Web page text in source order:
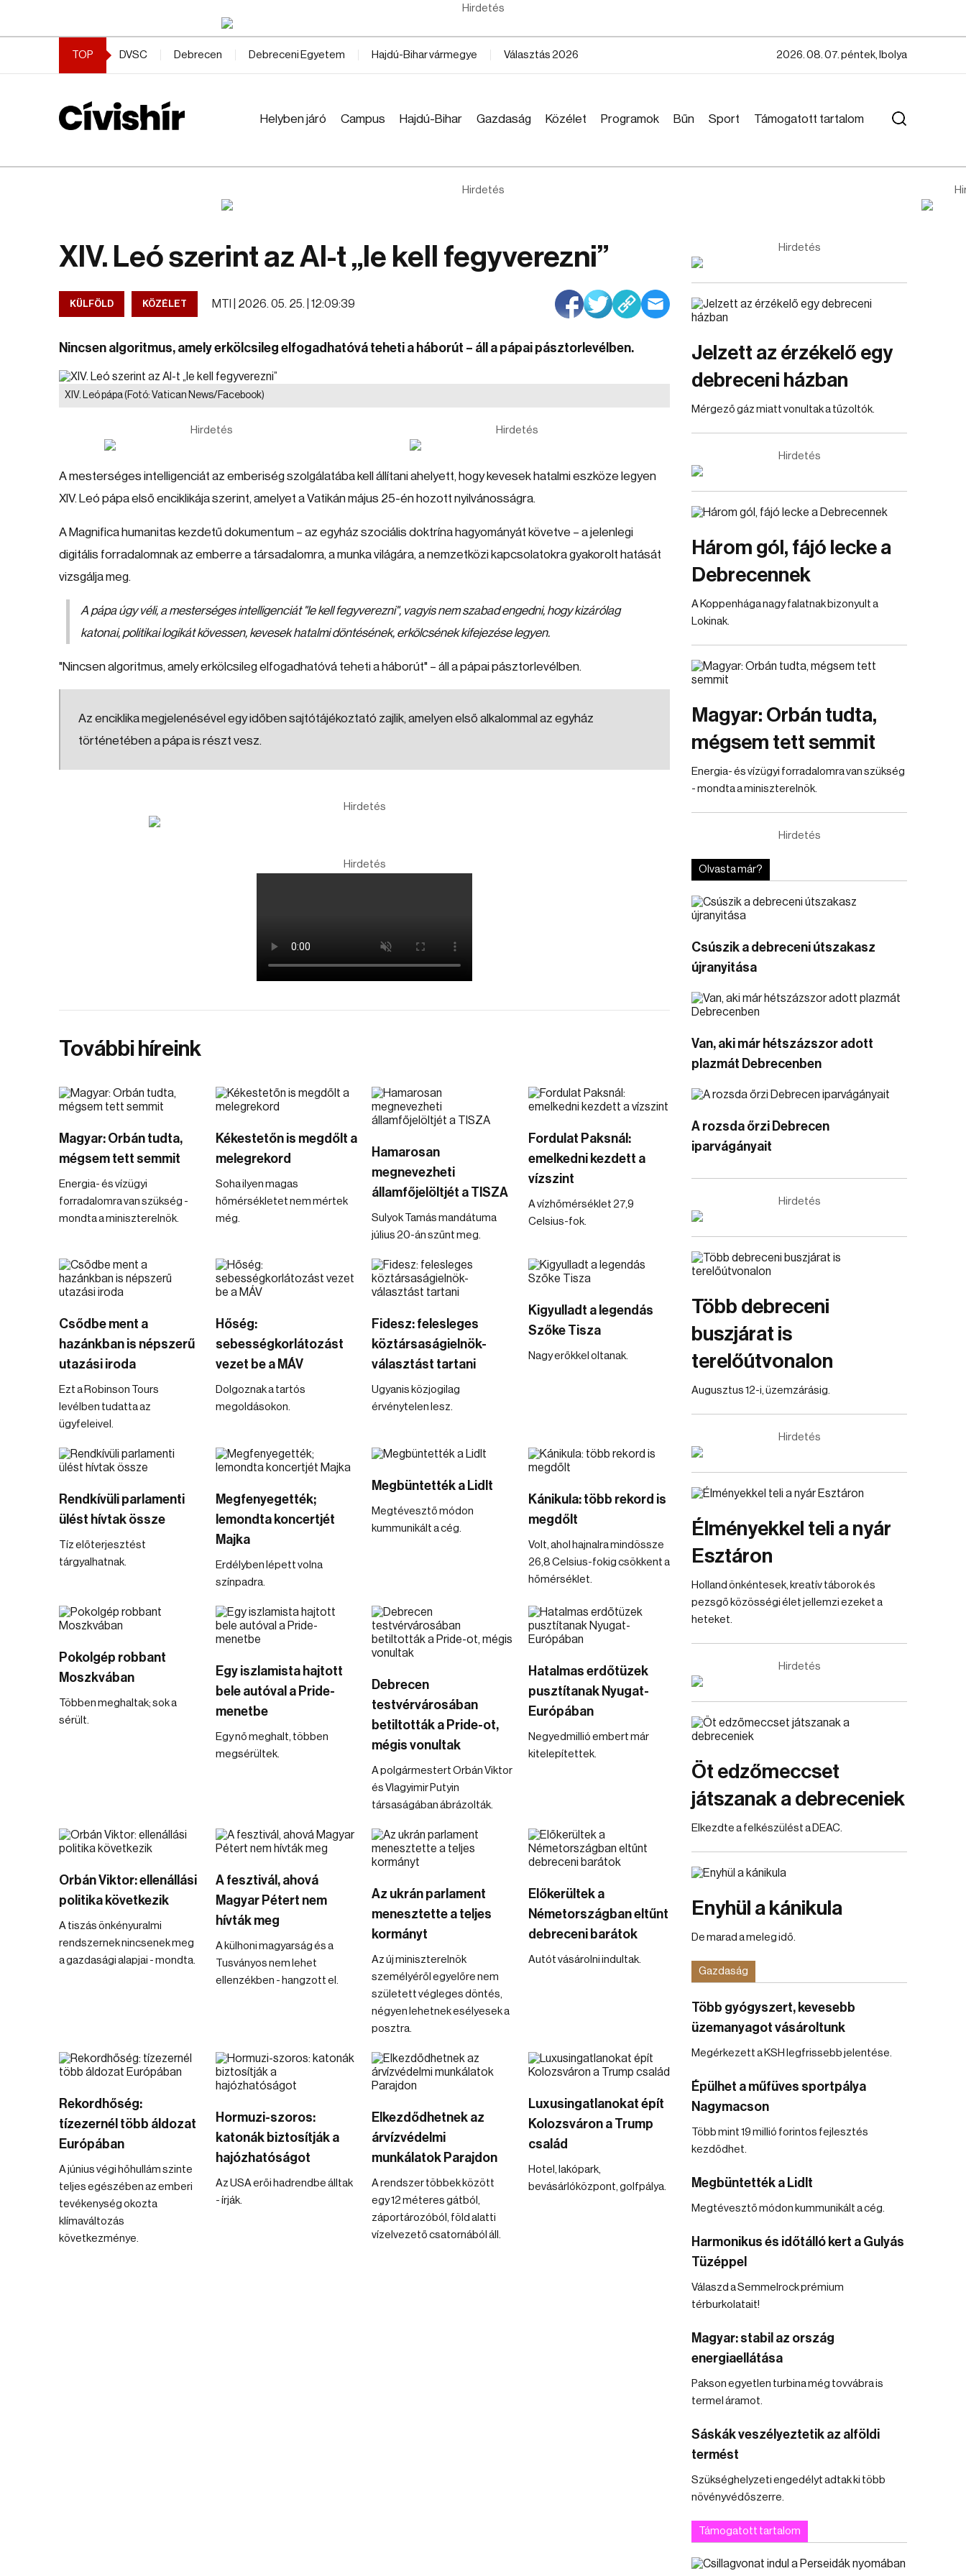
Hirdetés
TOP DVSC Debrecen Debreceni Egyetem Hajdú-Bihar vármegye Választás 2026 2026. 08. 07. péntek, Ibolya
Helyben járó Campus Hajdú-Bihar Gazdaság Közélet Programok Bűn Sport Támogatott tartalom
Hirdetés
XIV. Leó szerint az AI-t „le kell fegyverezni”
KÜLFÖLD KÖZÉLET MTI | 2026. 05. 25. | 12:09:39
Nincsen algoritmus, amely erkölcsileg elfogadhatóvá teheti a háborút – áll a pápai pásztorlevélben.
XIV. Leó pápa(Fotó: Vatican News/Facebook)
Hirdetés Hirdetés
A mesterséges intelligenciát az emberiség szolgálatába kell állítani ahelyett, hogy kevesek hatalmi eszköze legyen
XIV. Leó pápa első enciklikája szerint, amelyet a Vatikán május 25-én hozott nyilvánosságra.
A Magnifica humanitas kezdetű dokumentum – az egyház szociális doktrína hagyományát követve – a jelenlegi
digitális forradalomnak az emberre a társadalomra, a munka világára, a nemzetközi kapcsolatokra gyakorolt hatását
vizsgálja meg.
A pápa úgy véli, a mesterséges intelligenciát "le kell fegyverezni", vagyis nem szabad engedni, hogy kizárólag
katonai, politikai logikát kövessen, kevesek hatalmi döntésének, erkölcsének kifejezése legyen.
"Nincsen algoritmus, amely erkölcsileg elfogadhatóvá teheti a háborút" – áll a pápai pásztorlevélben.
Az enciklika megjelenésével egy időben sajtótájékoztató zajlik, amelyen első alkalommal az egyház
történetében a pápa is részt vesz.
Hirdetés
Hirdetés
További híreink
Magyar: Orbán tudta,
mégsem tett semmit
Energia- és vízügyi
forradalomra van szükség -
mondta a miniszterelnök.
Kékestetőn is megdőlt a
melegrekord
Soha ilyen magas
hőmérsékletet nem mértek
még.
Hamarosan
megnevezheti
államfőjelöltjét a TISZA
Sulyok Tamás mandátuma
július 20-án szűnt meg.
Fordulat Paksnál:
emelkedni kezdett a
vízszint
A vízhőmérséklet 27,9
Celsius-fok.
Csődbe ment a
hazánkban is népszerű
utazási iroda
Ezt a Robinson Tours
levélben tudatta az
ügyfeleivel.
Hőség:
sebességkorlátozást
vezet be a MÁV
Dolgoznak a tartós
megoldásokon.
Fidesz: felesleges
köztársaságielnök-
választást tartani
Ugyanis közjogilag
érvénytelen lesz.
Kigyulladt a legendás
Szőke Tisza
Nagy erőkkel oltanak.
Rendkívüli parlamenti
ülést hívtak össze
Tíz előterjesztést
tárgyalhatnak.
Megfenyegették;
lemondta koncertjét
Majka
Erdélyben lépett volna
színpadra.
Megbüntették a Lidlt
Megtévesztő módon
kummunikált a cég.
Kánikula: több rekord is
megdőlt
Volt, ahol hajnalra mindössze
26,8 Celsius-fokig csökkent a
hőmérséklet.
Pokolgép robbant
Moszkvában
Többen meghaltak; sok a
sérült.
Egy iszlamista hajtott
bele autóval a Pride-
menetbe
Egy nő meghalt, többen
megsérültek.
Debrecen
testvérvárosában
betiltották a Pride-ot,
mégis vonultak
A polgármestert Orbán Viktor
és Vlagyimir Putyin
társaságában ábrázolták.
Hatalmas erdőtüzek
pusztítanak Nyugat-
Európában
Negyedmillió embert már
kitelepítettek.
Orbán Viktor: ellenállási
politika következik
A tiszás önkényuralmi
rendszernek nincsenek meg
a gazdasági alapjai - mondta.
A fesztivál, ahová
Magyar Pétert nem
hívták meg
A külhoni magyarság és a
Tusványos nem lehet
ellenzékben - hangzott el.
Az ukrán parlament
menesztette a teljes
kormányt
Az új miniszterelnök
személyéről egyelőre nem
született végleges döntés,
négyen lehetnek esélyesek a
posztra.
Előkerültek a
Németországban eltűnt
debreceni barátok
Autót vásárolni indultak.
Rekordhőség:
tízezernél több áldozat
Európában
A június végi hőhullám szinte
teljes egészében az emberi
tevékenység okozta
klímaváltozás
következménye.
Hormuzi-szoros:
katonák biztosítják a
hajózhatóságot
Az USA erői hadrendbe álltak
- írják.
Elkezdődhetnek az
árvízvédelmi
munkálatok Parajdon
A rendszer többek között
egy 12 méteres gátból,
záportározóból, föld alatti
vízelvezető csatornából áll.
Luxusingatlanokat épít
Kolozsváron a Trump
család
Hotel, lakópark,
bevásárlóközpont, golfpálya.
Hirdetés
Jelzett az érzékelő egy
debreceni házban
Mérgező gáz miatt vonultak a tűzoltók.
Hirdetés
Három gól, fájó lecke a
Debrecennek
A Koppenhága nagy falatnak bizonyult a
Lokinak.
Magyar: Orbán tudta,
mégsem tett semmit
Energia- és vízügyi forradalomra van szükség
- mondta a miniszterelnök.
Hirdetés
Olvasta már?
Csúszik a debreceni útszakasz
újranyitása
Van, aki már hétszázszor adott
plazmát Debrecenben
A rozsda őrzi Debrecen
iparvágányait
Hirdetés
Több debreceni
buszjárat is
terelőútvonalon
Augusztus 12-i, üzemzárásig.
Hirdetés
Élményekkel teli a nyár
Esztáron
Holland önkéntesek, kreatív táborok és
pezsgő közösségi élet jellemzi ezeket a
heteket.
Hirdetés
Öt edzőmeccset
játszanak a debreceniek
Elkezdte a felkészülést a DEAC.
Enyhül a kánikula
De marad a meleg idő.
Gazdaság
Több gyógyszert, kevesebb
üzemanyagot vásároltunk
Megérkezett a KSH legfrissebb jelentése.
Épülhet a műfüves sportpálya
Nagymacson
Több mint 19 millió forintos fejlesztés
kezdődhet.
Megbüntették a Lidlt
Megtévesztő módon kummunikált a cég.
Harmonikus és időtálló kert a Gulyás
Tüzéppel
Válaszd a Semmelrock prémium
térburkolatait!
Magyar: stabil az ország
energiaellátása
Pakson egyetlen turbina még tovvábra is
termel áramot.
Sáskák veszélyeztetik az alföldi
termést
Szükséghelyzeti engedélyt adtak ki több
növényvédőszerre.
Támogatott tartalom